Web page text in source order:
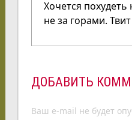
Хочется
не за горами. Твит
ДОБАВИТЬ
Ваш e-mail не будет